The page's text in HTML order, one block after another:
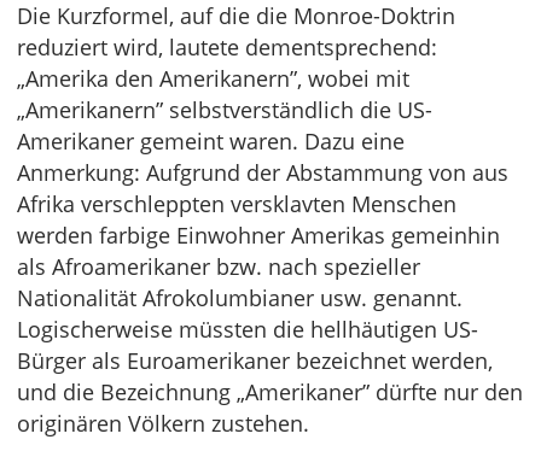
Die Kurzformel, auf die die Monroe-Doktrin
reduziert wird, lautete dementsprechend:
„Amerika den Amerikanern”, wobei mit
„Amerikanern” selbstverständlich die US-
Amerikaner gemeint waren. Dazu eine
Anmerkung: Aufgrund der Abstammung von aus
Afrika verschleppten versklavten Menschen
werden farbige Einwohner Amerikas gemeinhin
als Afroamerikaner bzw. nach spezieller
Nationalität Afrokolumbianer usw. genannt.
Logischerweise müssten die hellhäutigen US-
Bürger als Euroamerikaner bezeichnet werden,
und die Bezeichnung „Amerikaner” dürfte nur den
originären Völkern zustehen.